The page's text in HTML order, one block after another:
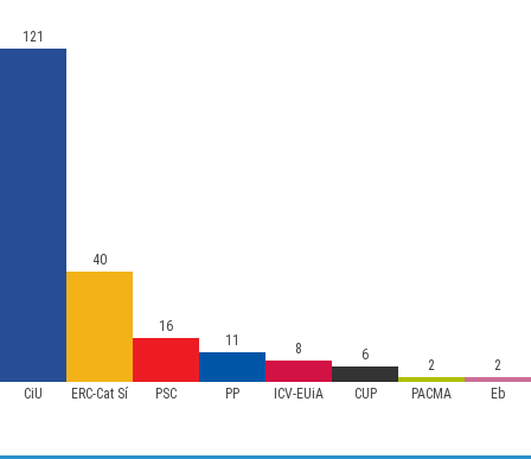
CiU ERC-Cat Sí PSC PP ICV-EUiA CUP PACMA Eb
121
40
16
11
8 6
2 2